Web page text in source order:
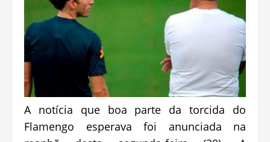
A notícia que boa parte da torcida do
Flamengo esperava foi anunciada na